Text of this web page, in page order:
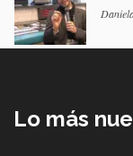
Lo más